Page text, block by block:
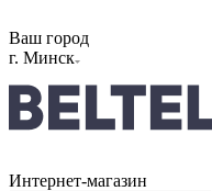
Ваш город
г. Минск
Интернет-магазин